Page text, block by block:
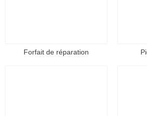
Forfait de réparation